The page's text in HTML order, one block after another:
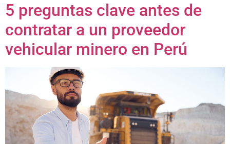
5 preguntas clave antes de
contratar a un proveedor
vehicular minero en Perú